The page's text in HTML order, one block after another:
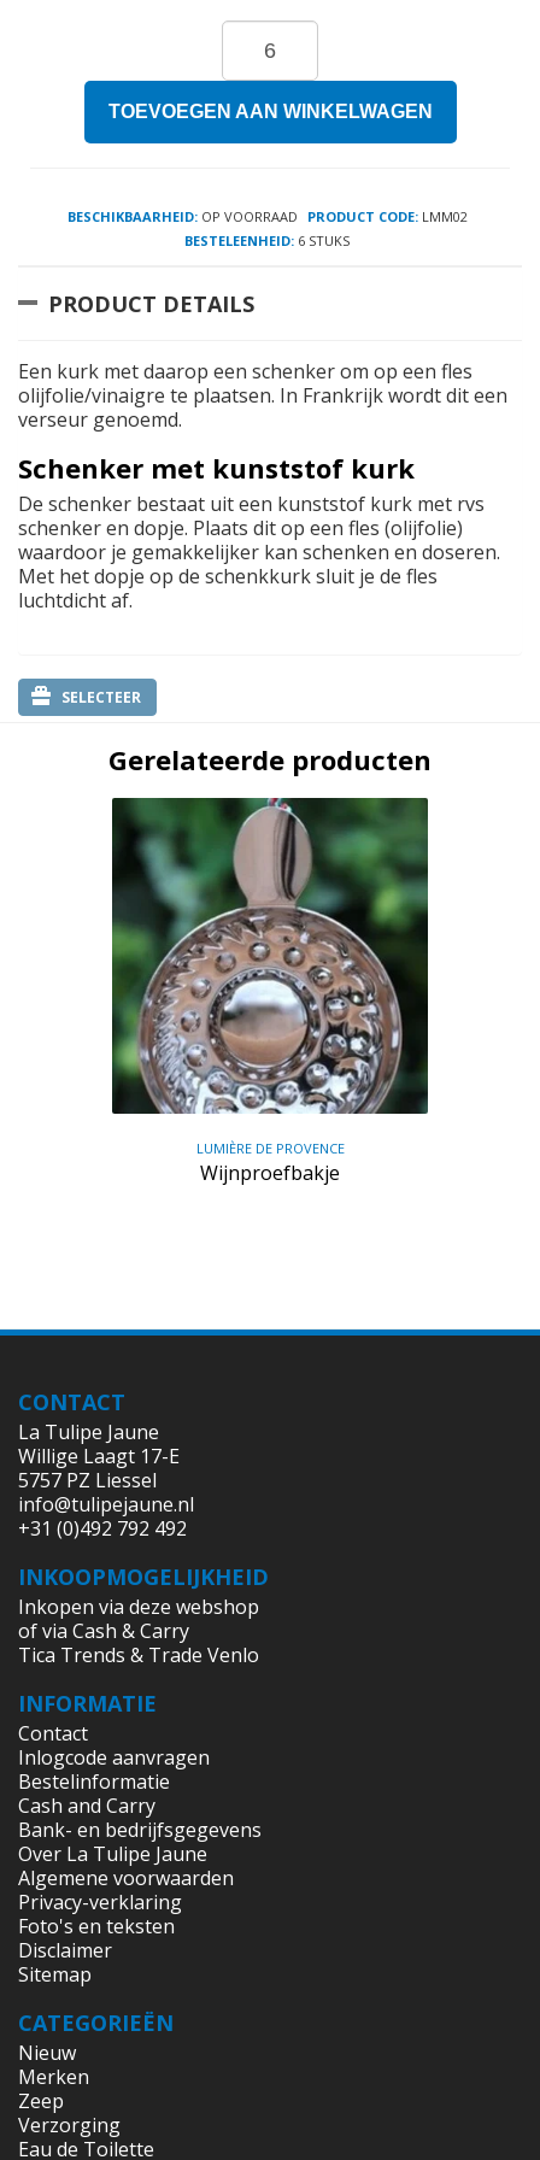
TOEVOEGEN AAN WINKELWAGEN
BESCHIKBAARHEID: OP VOORRAAD PRODUCT CODE:LMM02
BESTELEENHEID: 6 STUKS
PRODUCT DETAILS
Een kurk met daarop een schenker om op een fles
olijfolie/vinaigre te plaatsen. In Frankrijk wordt dit een
verseur genoemd.
Schenker met kunststof kurk
De schenker bestaat uit een kunststof kurk met rvs
schenker en dopje. Plaats dit op een fles (olijfolie)
waardoor je gemakkelijker kan schenken en doseren.
Met het dopje op de schenkkurk sluit je de fles
luchtdicht af.
SELECTEER
Gerelateerde producten
LUMIÈRE DE PROVENCE
Wijnproefbakje
CONTACT
La Tulipe Jaune
Willige Laagt 17-E
5757 PZ Liessel
info@tulipejaune.nl
+31 (0)492 792 492
INKOOPMOGELIJKHEID
Inkopen via deze webshop
of via Cash & Carry
Tica Trends & Trade Venlo
INFORMATIE
Contact
Inlogcode aanvragen
Bestelinformatie
Cash and Carry
Bank- en bedrijfsgegevens
Over La Tulipe Jaune
Algemene voorwaarden
Privacy-verklaring
Foto's en teksten
Disclaimer
Sitemap
CATEGORIEËN
Nieuw
Merken
Zeep
Verzorging
Eau de Toilette